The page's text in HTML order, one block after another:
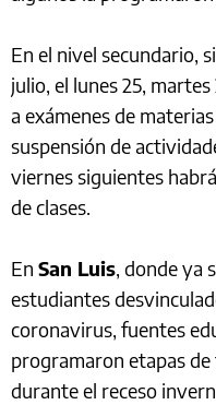
En el nivel secundario,
julio, el lunes 25,
a exámenes de
suspensión de
viernes siguientes
de clases.
En San Luis, donde ya
estudiantes
coronavirus, fuentes
programaron etapas
durante el receso